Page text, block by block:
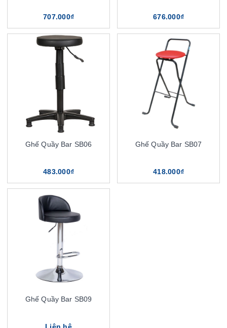
707.000₫ 676.000₫
Ghế Quầy Bar SB06
483.000₫
Ghế Quầy Bar SB07
418.000₫
Ghế Quầy Bar SB09